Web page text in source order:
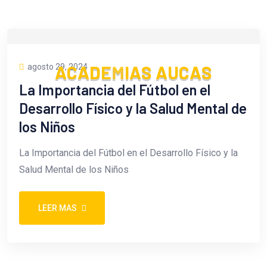
ACADEMIAS AUCAS
agosto 29, 2024
La Importancia del Fútbol en el
Desarrollo Físico y la Salud Mental de
los Niños
La Importancia del Fútbol en el Desarrollo Físico y la
Salud Mental de los Niños
LEER MAS